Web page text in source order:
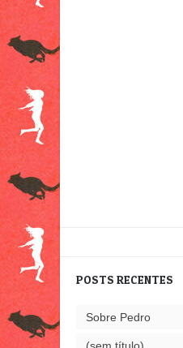
POSTS RECENTES
Sobre Pedro